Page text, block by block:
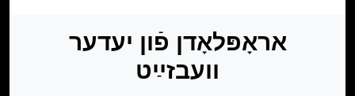
אראָפּלאָדן פֿון יעדער
וועבזײַט